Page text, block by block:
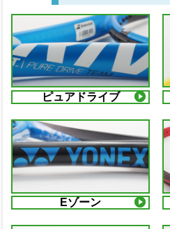
ピュアドライブ
Eゾーン